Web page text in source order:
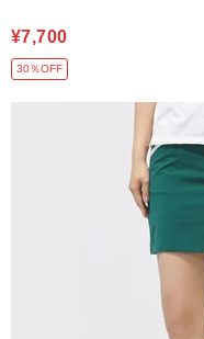
¥7,700
30％OFF